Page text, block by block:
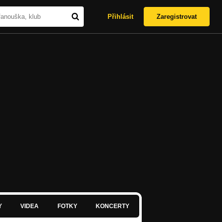
Přihlásit Zaregistrovat
VIDEA FOTKY KONCERTY